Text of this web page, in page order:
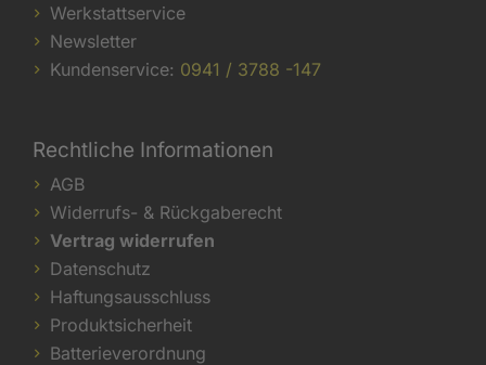
Werkstattservice
Newsletter
Kundenservice: 0941 / 3788 -147
Rechtliche Informationen
AGB
Widerrufs- & Rückgaberecht
Vertrag widerrufen
Datenschutz
Haftungsausschluss
Produktsicherheit
Batterieverordnung